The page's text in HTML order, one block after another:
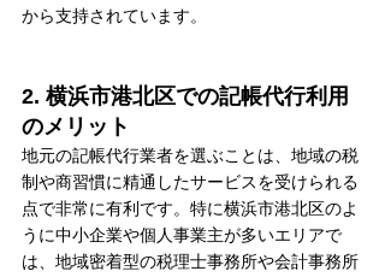
から支持されています。
2. 横浜市港北区での記帳代行利用
のメリット
地元の記帳代行業者を選ぶことは、地域の税
制や商習慣に精通したサービスを受けられる
点で非常に有利です。特に横浜市港北区のよ
うに中小企業や個人事業主が多いエリアで
は、地域密着型の税理士事務所や会計事務所